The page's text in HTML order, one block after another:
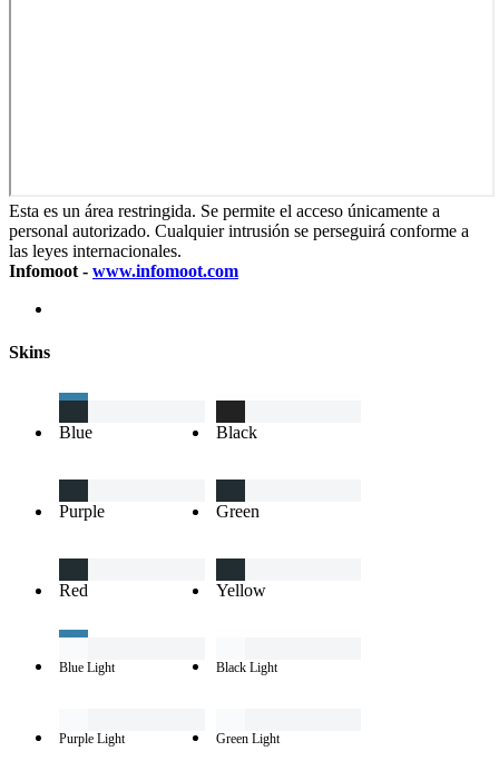
Esta es un área restringida. Se permite el acceso únicamente a
personal autorizado. Cualquier intrusión se perseguirá conforme a
las leyes internacionales.
Infomoot - www.infomoot.com
Skins
Blue Black
Purple Green
Red Yellow
Blue Light Black Light
Purple Light Green Light